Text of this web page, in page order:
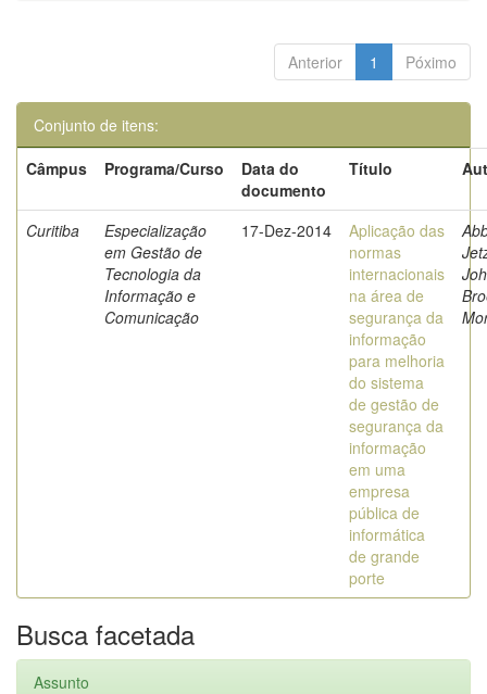
Anterior 1 Póximo
Conjunto de itens:
Câmpus
Programa/Curso
Data do
documento
Título
Curitiba
Especialização
em Gestão de
Tecnologia da
Informação e
Comunicação
17-Dez-2014
Aplicação das
normas
internacionais
na área de
segurança da
informação
para melhoria
do sistema
de gestão de
segurança da
informação
em uma
empresa
pública de
informática
de grande
porte
Busca facetada
Assunto